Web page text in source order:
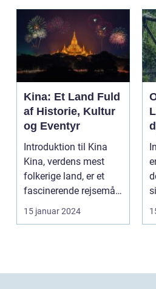
Kina: Et Land Fuld
af Historie, Kultur
og Eventyr
Introduktion til Kina
Kina, verdens mest
folkerige land, er et
fascinerende rejsemål
for rejsende o...
15 januar 2024